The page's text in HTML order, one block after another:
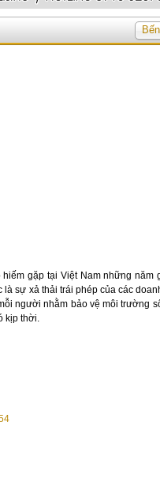
gặp tại Việt Nam những năm
sự xả thải trái phép của các
người nhằm bảo vệ môi trường
kịp thời.